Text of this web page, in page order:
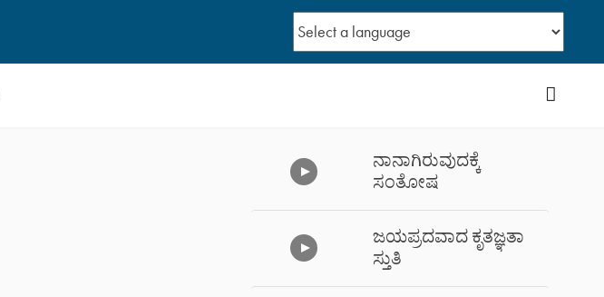
ನಾನಾಗಿರುವುದಕ್ಕೆ
ಸಂತೋಷ
ಜಯಪ್ರದವಾದ ಕೃತಜ್ಞತಾ
ಸ್ತುತಿ